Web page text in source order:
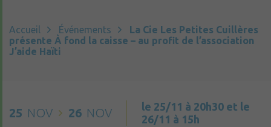
Accueil Événements
La Cie Les Petites Cuillères
présente À fond la caisse – au profit de l’association
J’aide Haïti
25 NOV 26 NOV
le 25/11 à 20h30 et le
26/11 à 15h